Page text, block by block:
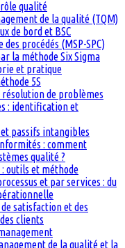
qualité
de la qualité (TQM)
de bord et BSC
procédés (MSP-SPC)
la méthode Six Sigma
et pratique
5S
résolution de problèmes
: identification et
passifs intangibles
: comment
qualité ?
: outils et méthode
et par services : du
de satisfaction et des
clients
de la qualité et la